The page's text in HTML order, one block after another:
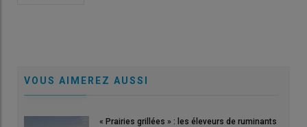
VOUS AIMEREZ AUSSI
« Prairies grillées » : les éleveurs de ruminants